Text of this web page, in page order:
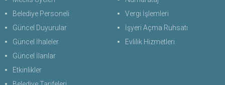
Belediye Personeli
Güncel Duyurular
Güncel İhaleler
Güncel İlanlar
Etkinlikler
Vergi İşlemleri
İşyeri Açma Ruhsatı
Evlilik Hizmetleri